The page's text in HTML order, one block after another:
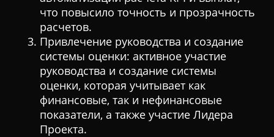
что повысило точность и прозрачность
расчетов.
Привлечение руководства и создание
системы оценки: активное участие
руководства и создание системы
оценки, которая учитывает как
финансовые, так и нефинансовые
показатели, а также участие Лидера
Проекта.